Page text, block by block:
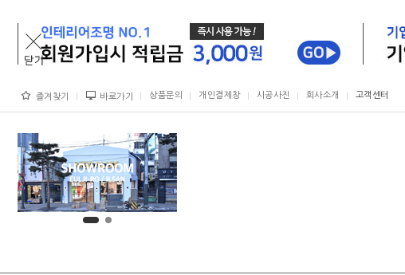
즐겨찾기 바로가기 상품문의 개인결제창 시공사진 회사소개 고객센터